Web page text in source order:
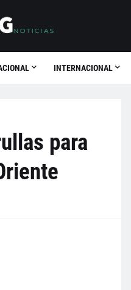
INTERNACIONAL
para